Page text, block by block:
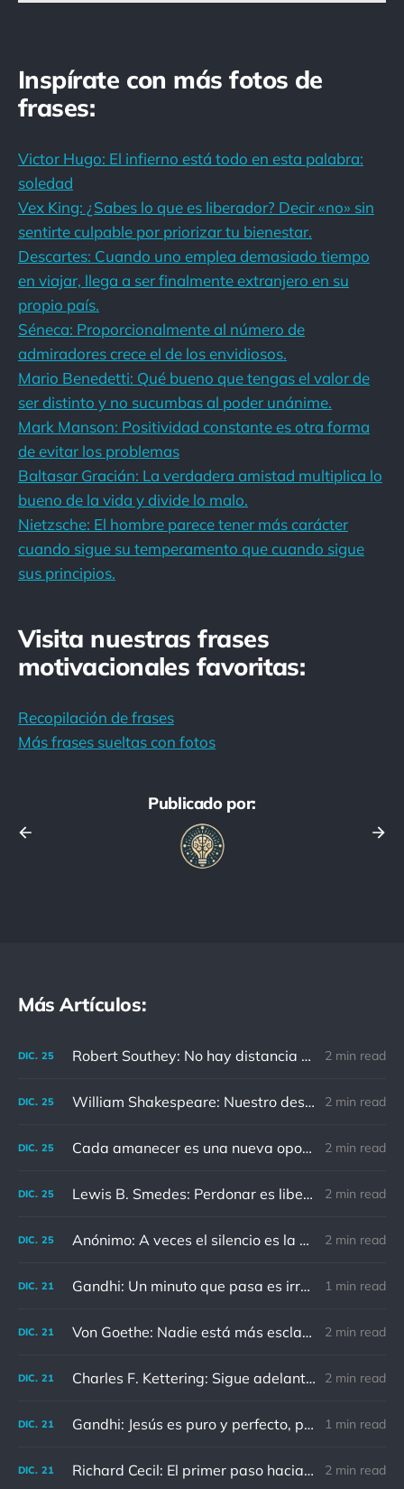
Inspírate con más fotos de
frases:
Victor Hugo: El infierno está todo en esta palabra:
soledad
Vex King: ¿Sabes lo que es liberador? Decir «no» sin
sentirte culpable por priorizar tu bienestar.
Descartes: Cuando uno emplea demasiado tiempo
en viajar, llega a ser finalmente extranjero en su
propio país.
Séneca: Proporcionalmente al número de
admiradores crece el de los envidiosos.
Mario Benedetti: Qué bueno que tengas el valor de
ser distinto y no sucumbas al poder unánime.
Mark Manson: Positividad constante es otra forma
de evitar los problemas
Baltasar Gracián: La verdadera amistad multiplica lo
bueno de la vida y divide lo malo.
Nietzsche: El hombre parece tener más carácter
cuando sigue su temperamento que cuando sigue
sus principios.
Visita nuestras frases
motivacionales favoritas:
Recopilación de frases
Más frases sueltas con fotos
Publicado por:
Más Artículos:
DIC. 25 Robert Southey: No hay distancia o tiempo que pueda disminuir la amistad de aquellos que están completamente convencidos del valor del otro 2 min read
DIC. 25 William Shakespeare: Nuestro destino está en las estrellas, así que levantemos nuestros ojos al cielo 2 min read
DIC. 25 Cada amanecer es una nueva oportunidad 2 min read
DIC. 25 Lewis B. Smedes: Perdonar es liberar a un prisionero y descubrir que el prisionero eras tú 2 min read
DIC. 25 Anónimo: A veces el silencio es la mejor respuesta 2 min read
DIC. 21 Gandhi: Un minuto que pasa es irrecuperable. Conociendo esto, ¿cómo podemos malgastar tantas horas? 1 min read
DIC. 21 Von Goethe: Nadie está más esclavizado que aquellos que falsamente creen que son libres. 2 min read
DIC. 21 Charles F. Kettering: Sigue adelante, y es probable que tropieces con algo, tal vez cuando menos lo esperes. Nunca he escuchado hablar de alguien algu 2 min read
DIC. 21 Gandhi: Jesús es puro y perfecto, pero vosotros los cristianos no sois como él. 1 min read
DIC. 21 Richard Cecil: El primer paso hacia el conocimiento es saber que somos ignorantes. 2 min read